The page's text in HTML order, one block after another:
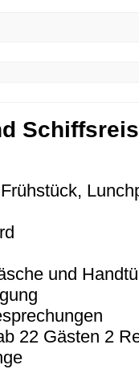
und
22 Gästen 2